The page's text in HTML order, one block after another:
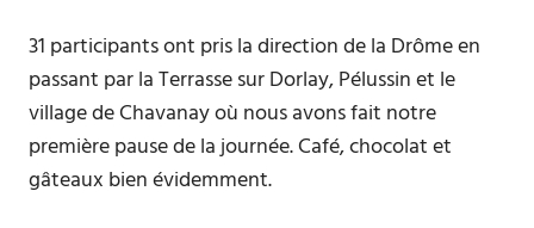
31 participants ont pris la direction de la Drôme en
passant par la Terrasse sur Dorlay, Pélussin et le
village de Chavanay où nous avons fait notre
première pause de la journée. Café, chocolat et
gâteaux bien évidemment.